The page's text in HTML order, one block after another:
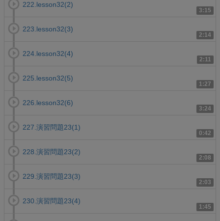
3:15
222.lesson32(2)
2:14
223.lesson32(3)
2:11
224.lesson32(4)
1:27
225.lesson32(5)
3:24
226.lesson32(6)
0:42
227.演習問題23(1)
2:08
228.演習問題23(2)
2:03
229.演習問題23(3)
1:45
230.演習問題23(4)